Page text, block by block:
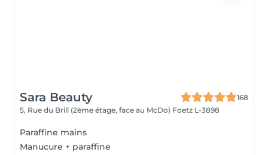
Sara Beauty
168
5, Rue du Brill (2ème étage, face au McDo) Foetz L-3898
Paraffine mains
Manucure + paraffine